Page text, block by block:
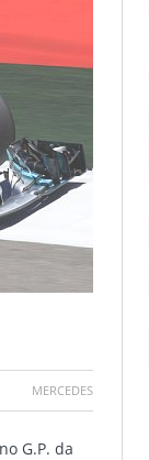
MERCEDES
G.P. da